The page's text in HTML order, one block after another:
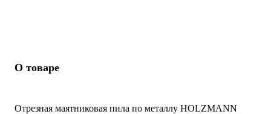
О товаре
Отрезная маятниковая пила по металлу HOLZMANN